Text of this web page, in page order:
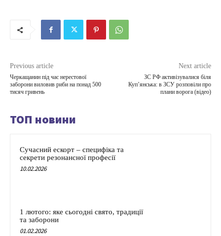
Previous article
Черкащанин під час нерестової
заборони виловив риби на понад 500
тисяч гривень
Next article
ЗС РФ активізувалися біля
Купʼянська: в ЗСУ розповіли про
плани ворога (відео)
ТОП новини
Сучасний ескорт – специфіка та
секрети резонансної професії
10.02.2026
1 лютого: яке сьогодні свято, традиції
та заборони
01.02.2026